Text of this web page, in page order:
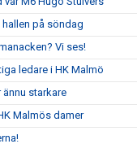
på söndag
Vi ses!
ledare i HK Malmö
starkare
Malmös damer